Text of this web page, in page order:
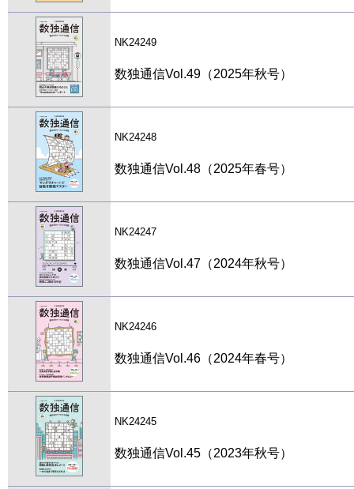
NK24249
数独通信Vol.49（2025年秋号）
NK24248
数独通信Vol.48（2025年春号）
NK24247
数独通信Vol.47（2024年秋号）
NK24246
数独通信Vol.46（2024年春号）
NK24245
数独通信Vol.45（2023年秋号）